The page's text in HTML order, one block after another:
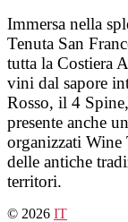
Salta
al
contenuto
Immersa nella
Tenuta San
tutta la Costiera
vini dal sapore
Rosso, il 4
presente anche
organizzati Wine
delle antiche
territori.
© 2026 IT